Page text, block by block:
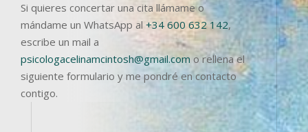
Si quieres concertar una cita llámame o
mándame un WhatsApp al +34 600 632 142,
escribe un mail a
psicologacelinamcintosh@gmail.como rellena el
siguiente formulario y me pondré en contacto
contigo.